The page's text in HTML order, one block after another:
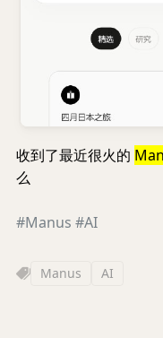
收到了最近很火的
么
#Manus #AI
Manus AI